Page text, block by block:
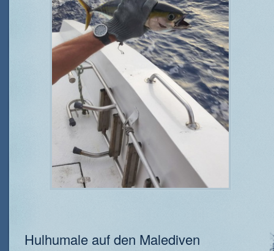
Hulhumale auf den Malediven